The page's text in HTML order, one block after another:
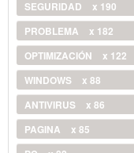
SEGURIDAD
x 190
PROBLEMA
x 182
OPTIMIZACIÓN
x 122
WINDOWS
x 88
ANTIVIRUS
x 86
PAGINA
x 85